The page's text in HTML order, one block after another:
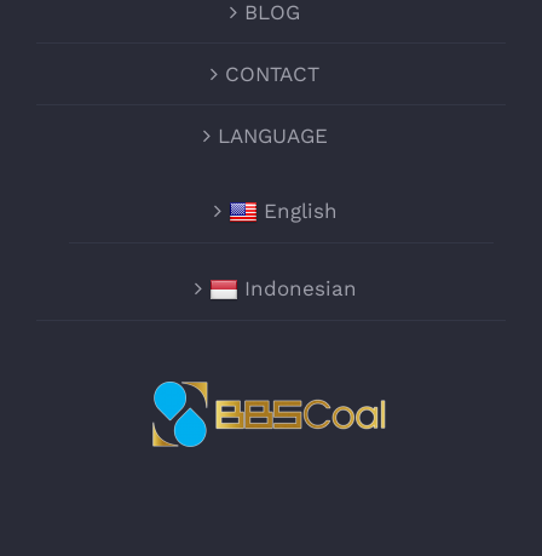
BLOG
CONTACT
LANGUAGE
English
Indonesian